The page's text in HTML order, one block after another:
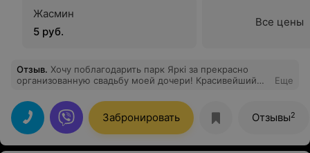
Жасмин
5 руб.
Все цены
Отзыв. Хочу поблагодарить парк Яркі за прекрасно
организованную свадьбу моей дочери! Красивейший
понравилось всем гостям. Уровень обслуживания
персонала на высоте! Молодоженам был в подарок
предоставлен номер в этом отеле, огромный плюс и
бонус! Рекомендую всем парк Яркі, это будет
незабываемый праздник, как был у нас! Также
Еще
Забронировать Отзывы2